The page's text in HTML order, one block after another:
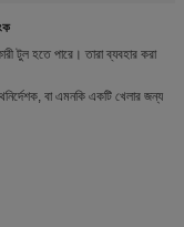
টুল হতে পারে। তারা ব্যবহার করা
বা এমনকি একটি খেলার জন্য